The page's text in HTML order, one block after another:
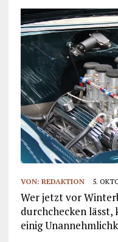
VON: REDAKTION 5.
Wer jetzt vor
durchchecken lässt,
einig